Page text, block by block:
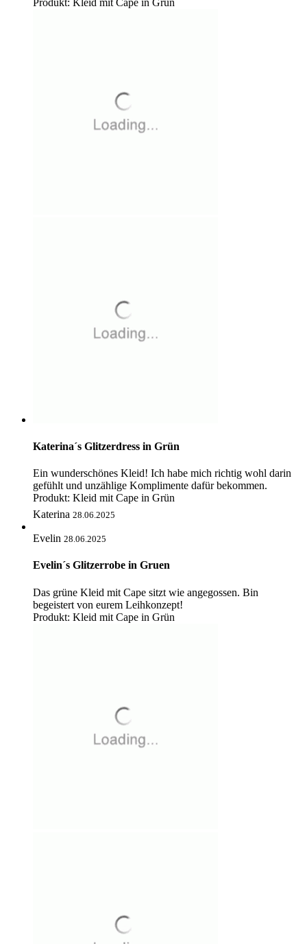
Katerina´s Glitzerdress in Grün
Ein wunderschönes Kleid! Ich habe mich richtig wohl darin
gefühlt und unzählige Komplimente dafür bekommen.
Produkt: Kleid mit Cape in Grün
Katerina 28.06.2025
Evelin 28.06.2025
Evelin´s Glitzerrobe in Gruen
Das grüne Kleid mit Cape sitzt wie angegossen. Bin
begeistert von eurem Leihkonzept!
Produkt: Kleid mit Cape in Grün